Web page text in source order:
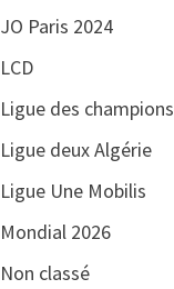
JO Paris 2024
LCD
Ligue des champions
Ligue deux Algérie
Ligue Une Mobilis
Mondial 2026
Non classé